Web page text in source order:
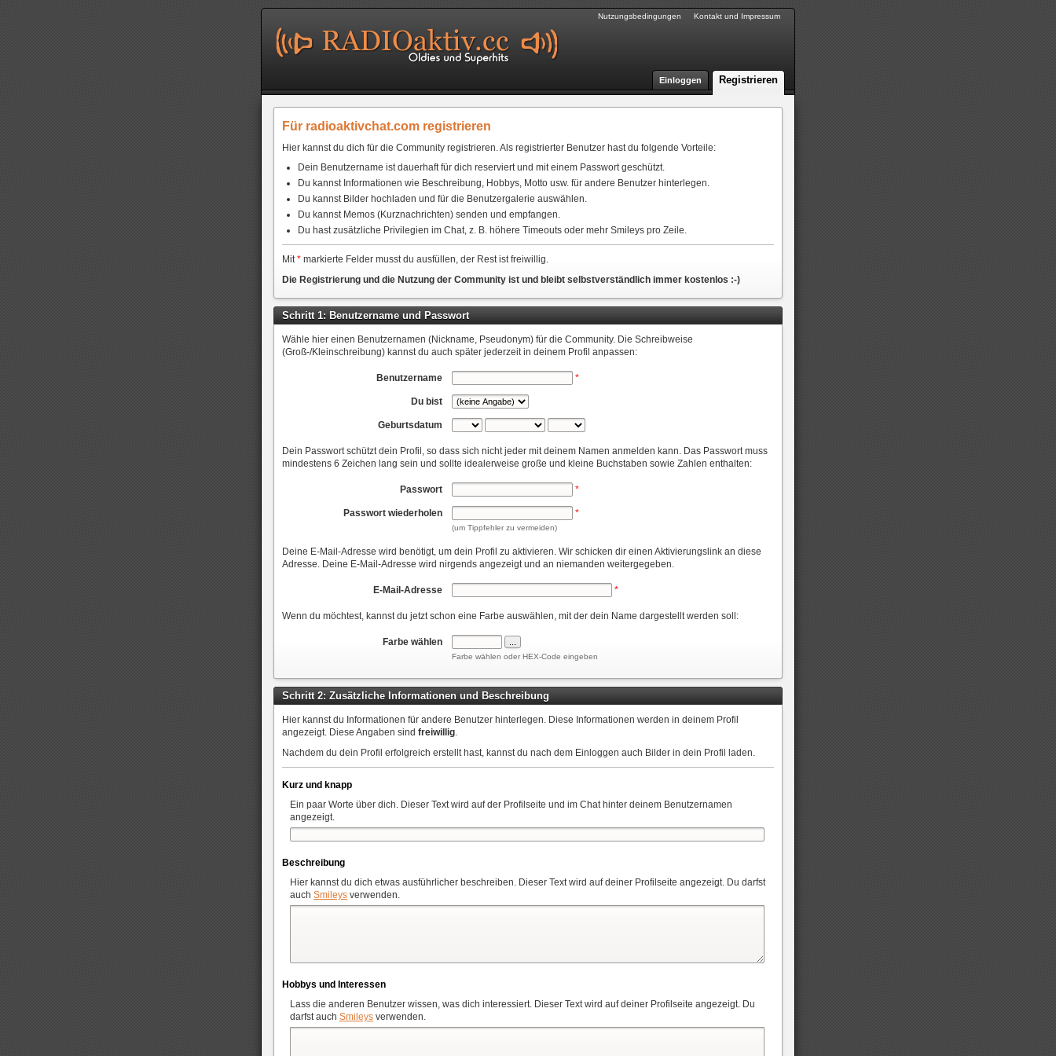
Kontakt und Impressum
Nutzungsbedingungen
Registrieren
Einloggen
Für radioaktivchat.com registrieren
Hier kannst du dich für die Community registrieren. Als registrierter Benutzer hast du folgende Vorteile:
Dein Benutzername ist dauerhaft für dich reserviert und mit einem Passwort geschützt.
Du kannst Informationen wie Beschreibung, Hobbys, Motto usw. für andere Benutzer hinterlegen.
Du kannst Bilder hochladen und für die Benutzergalerie auswählen.
Du kannst Memos (Kurznachrichten) senden und empfangen.
Du hast zusätzliche Privilegien im Chat, z. B. höhere Timeouts oder mehr Smileys pro Zeile.
Mit* markierte Felder musst du ausfüllen, der Rest ist freiwillig.
Die Registrierung und die Nutzung der Community ist und bleibt selbstverständlich immer kostenlos :-)
Schritt 1: Benutzername und Passwort
Wähle hier einen Benutzernamen (Nickname, Pseudonym) für die Community. Die Schreibweise
(Groß-/Kleinschreibung) kannst du auch später jederzeit in deinem Profil anpassen:
Benutzername *
Du bist
Geburtsdatum
Dein Passwort schützt dein Profil, so dass sich nicht jeder mit deinem Namen anmelden kann. Das Passwort muss
mindestens 6 Zeichen lang sein und sollte idealerweise große und kleine Buchstaben sowie Zahlen enthalten:
Passwort *
Passwort wiederholen *
(um Tippfehler zu vermeiden)
Deine E-Mail-Adresse wird benötigt, um dein Profil zu aktivieren. Wir schicken dir einen Aktivierungslink an diese
Adresse. Deine E-Mail-Adresse wird nirgends angezeigt und an niemanden weitergegeben.
E-Mail-Adresse *
Wenn du möchtest, kannst du jetzt schon eine Farbe auswählen, mit der dein Name dargestellt werden soll:
Farbe wählen
Farbe wählen oder HEX-Code eingeben
Schritt 2: Zusätzliche Informationen und Beschreibung
Hier kannst du Informationen für andere Benutzer hinterlegen. Diese Informationen werden in deinem Profil
angezeigt. Diese Angaben sind freiwillig.
Nachdem du dein Profil erfolgreich erstellt hast, kannst du nach dem Einloggen auch Bilder in dein Profil laden.
Kurz und knapp
Ein paar Worte über dich. Dieser Text wird auf der Profilseite und im Chat hinter deinem Benutzernamen
angezeigt.
Beschreibung
Hier kannst du dich etwas ausführlicher beschreiben. Dieser Text wird auf deiner Profilseite angezeigt. Du darfst
auch Smileys verwenden.
Hobbys und Interessen
Lass die anderen Benutzer wissen, was dich interessiert. Dieser Text wird auf deiner Profilseite angezeigt. Du
darfst auch Smileys verwenden.